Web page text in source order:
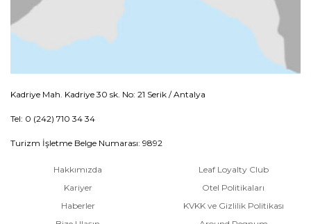
Kadriye Mah. Kadriye 30 sk. No: 21 Serik / Antalya
Tel: 0 (242) 710 34 34
Turizm İşletme Belge Numarası: 9892
Hakkımızda
Kariyer
Haberler
Leaf Loyalty Club
Otel Politikaları
KVKK ve Gizlilik Politikası